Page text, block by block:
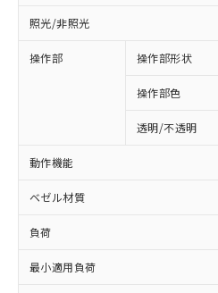
照光/非照光
操作部 操作部形状
操作部色
透明/不透明
動作機能
ベゼル材質
負荷
最小適用負荷